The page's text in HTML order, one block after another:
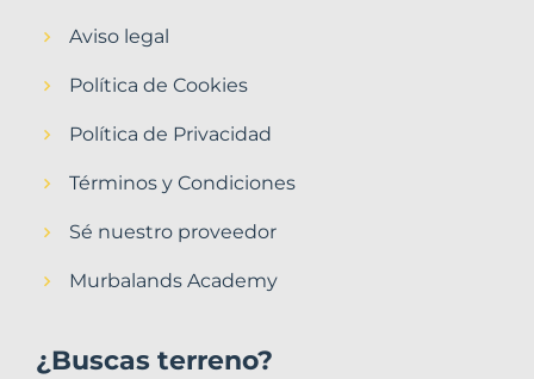
Aviso legal
Política de Cookies
Política de Privacidad
Términos y Condiciones
Sé nuestro proveedor
Murbalands Academy
¿Buscas terreno?